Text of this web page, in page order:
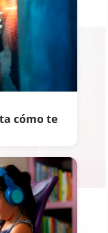
cómo te